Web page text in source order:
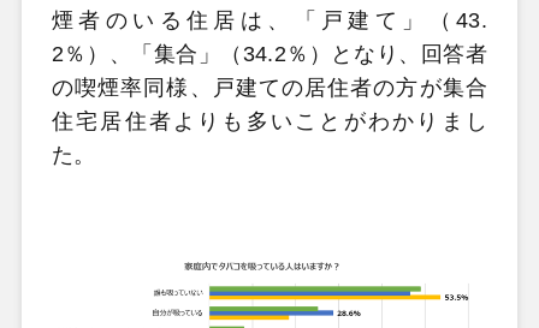
煙者のいる住居は、「戸建て」（43.
2％）、「集合」（34.2％）となり、回答者
の喫煙率同様、戸建ての居住者の方が集合
住宅居住者よりも多いことがわかりまし
た。